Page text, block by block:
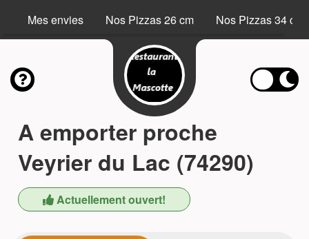
Mes envies Nos Pizzas 26 cm Nos Pizzas 34 cm
A emporter proche
Veyrier du Lac (74290)
Actuellement ouvert!